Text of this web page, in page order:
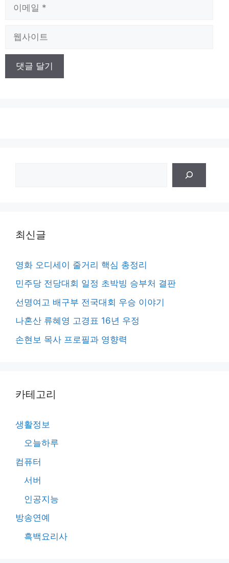
최신글
영화 오디세이 줄거리 핵심 총정리
민주당 전당대회 일정 초박빙 승부처 결판
선명여고 배구부 전국대회 우승 이야기
나혼산 류혜영 고경표 16년 우정
손현보 목사 프로필과 영향력
카테고리
생활정보
오늘하루
컴퓨터
서버
인공지능
방송연예
흑백요리사